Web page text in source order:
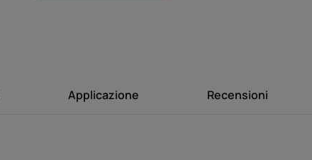
Applicazione Recensioni